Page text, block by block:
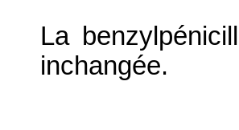
La
inchangée.